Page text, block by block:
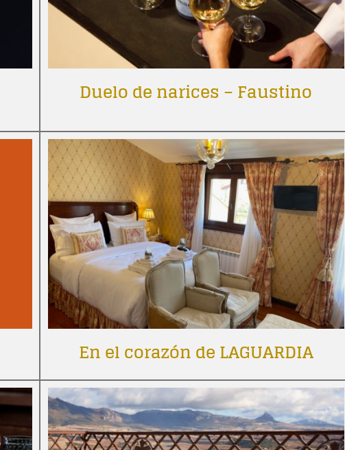
Duelo de narices – Faustino
En el corazón de LAGUARDIA